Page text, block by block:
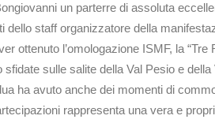
un parterre di assoluta
dello staff organizzatore della
ottenuto l’omologazione ISMF, la
sulle salite della Val Pesio e della
ha avuto anche dei momenti di
rappresenta una vera e